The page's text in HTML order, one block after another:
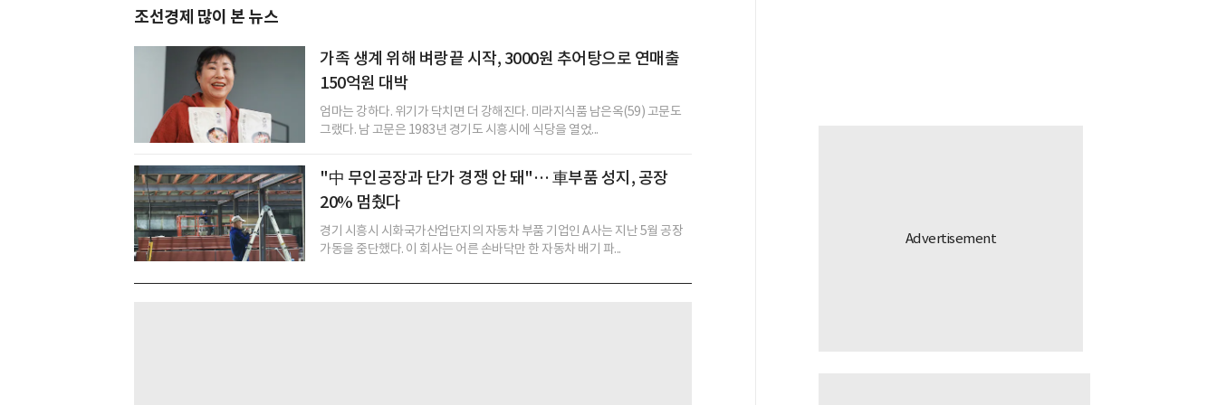
조선경제 많이 본 뉴스
가족 생계 위해 벼랑끝 시작, 3000원 추어탕으로 연매출
150억원 대박
엄마는 강하다. 위기가 닥치면 더 강해진다. 미라지식품 남은옥(59) 고문도
그랬다. 남 고문은 1983년 경기도 시흥시에 식당을 열었...
"中 무인공장과 단가 경쟁 안 돼"… 車부품 성지, 공장
20% 멈췄다
경기 시흥시 시화국가산업단지의 자동차 부품 기업인 A사는 지난 5월 공장
가동을 중단했다. 이 회사는 어른 손바닥만 한 자동차 배기 파...